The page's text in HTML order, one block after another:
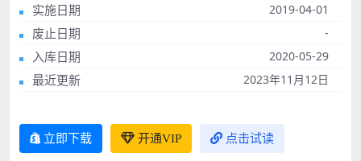
实施日期 2019-04-01
废止日期 -
入库日期 2020-05-29
最近更新 2023年11月12日
立即下载 开通VIP 点击试读